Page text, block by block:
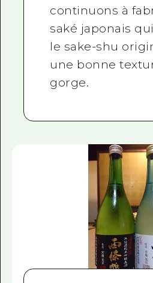
continuons à
saké japonais
le sake-shu
une bonne
gorge.